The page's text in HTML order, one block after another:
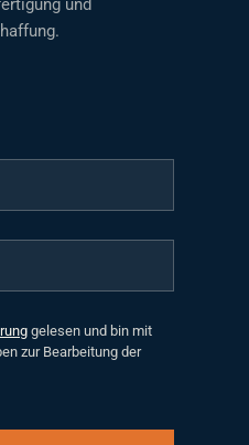
und
gelesen und bin mit
zur Bearbeitung der